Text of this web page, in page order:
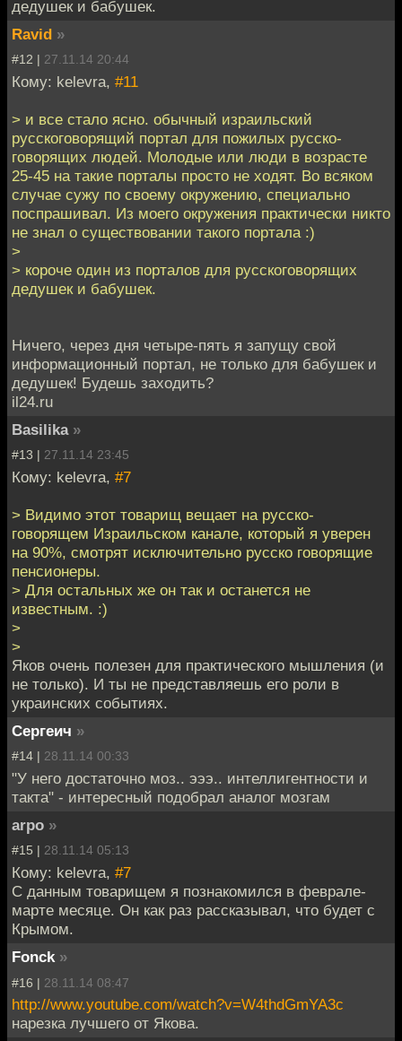
дедушек и бабушек.
Ravid »
#12 | 27.11.14 20:44
Кому: kelevra, #11
> и все стало ясно. обычный израильский
русскоговорящий портал для пожилых русско-
говорящих людей. Молодые или люди в возрасте
25-45 на такие порталы просто не ходят. Во всяком
случае сужу по своему окружению, специально
поспрашивал. Из моего окружения практически никто
не знал о существовании такого портала :)
>
> короче один из порталов для русскоговорящих
дедушек и бабушек.
Ничего, через дня четыре-пять я запущу свой
информационный портал, не только для бабушек и
дедушек! Будешь заходить?
il24.ru
Basilika »
#13 | 27.11.14 23:45
Кому: kelevra, #7
> Видимо этот товарищ вещает на русско-
говорящем Израильском канале, который я уверен
на 90%, смотрят исключительно русско говорящие
пенсионеры.
> Для остальных же он так и останется не
известным. :)
>
>
Яков очень полезен для практического мышления (и
не только). И ты не представляешь его роли в
украинских событиях.
Сергеич »
#14 | 28.11.14 00:33
"У него достаточно моз.. эээ.. интеллигентности и
такта" - интересный подобрал аналог мозгам
arpo »
#15 | 28.11.14 05:13
Кому: kelevra, #7
C данным товарищем я познакомился в феврале-
марте месяце. Он как раз рассказывал, что будет с
Крымом.
Fonck »
#16 | 28.11.14 08:47
http://www.youtube.com/watch?v=W4thdGmYA3c
нарезка лучшего от Якова.